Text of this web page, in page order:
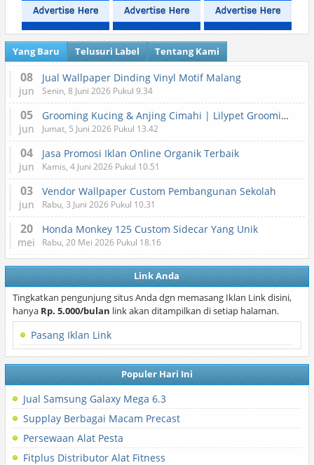
Yang Baru Telusuri Label Tentang Kami
08
jun
Jual Wallpaper Dinding Vinyl Motif Malang
Senin, 8 Juni 2026 Pukul 9.34
05
jun
Grooming Kucing & Anjing Cimahi | Lilypet Grooming & Pet Hotel
Jumat, 5 Juni 2026 Pukul 13.42
04
jun
Jasa Promosi Iklan Online Organik Terbaik
Kamis, 4 Juni 2026 Pukul 10.51
03
jun
Vendor Wallpaper Custom Pembangunan Sekolah
Rabu, 3 Juni 2026 Pukul 10.31
20
mei
Honda Monkey 125 Custom Sidecar Yang Unik
Rabu, 20 Mei 2026 Pukul 18.16
Link Anda
Tingkatkan pengunjung situs Anda dgn memasang Iklan Link disini,
hanya Rp. 5.000/bulan link akan ditampilkan di setiap halaman.
Pasang Iklan Link
Populer Hari Ini
Jual Samsung Galaxy Mega 6.3
Supplay Berbagai Macam Precast
Persewaan Alat Pesta
Fitplus Distributor Alat Fitness